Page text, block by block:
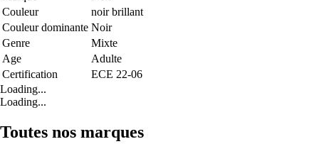
Couleur
noir brillant
Couleur dominante Noir
Genre
Mixte
Age
Adulte
Certification
ECE 22-06
Loading...
Loading...
Toutes nos marques